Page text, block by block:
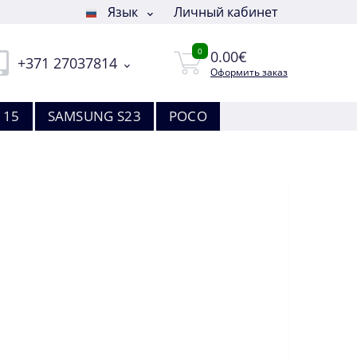
Язык Личный кабинет
+371 27037814
0 0.00€
Оформить заказ
15 SAMSUNG S23 POCO